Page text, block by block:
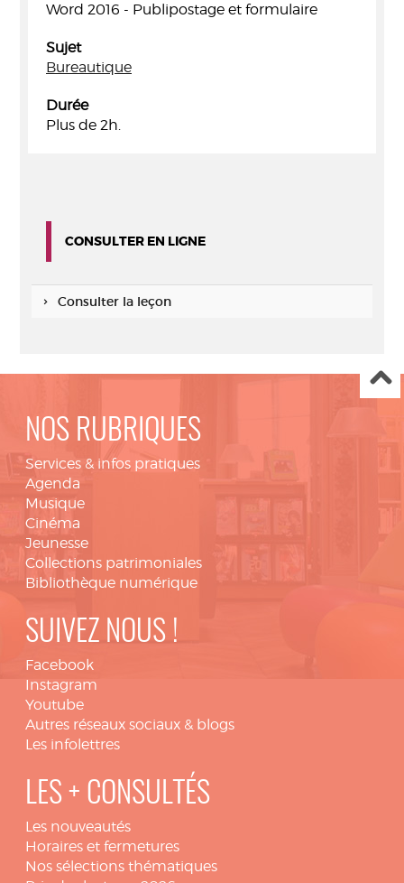
Word 2016 - Publipostage et formulaire
Sujet
Bureautique
Durée
Plus de 2h.
CONSULTER EN LIGNE
Consulter la leçon
NOS RUBRIQUES
Services & infos pratiques
Agenda
Musique
Cinéma
Jeunesse
Collections patrimoniales
Bibliothèque numérique
SUIVEZ NOUS !
Facebook
Instagram
Youtube
Autres réseaux sociaux & blogs
Les infolettres
LES + CONSULTÉS
Les nouveautés
Horaires et fermetures
Nos sélections thématiques